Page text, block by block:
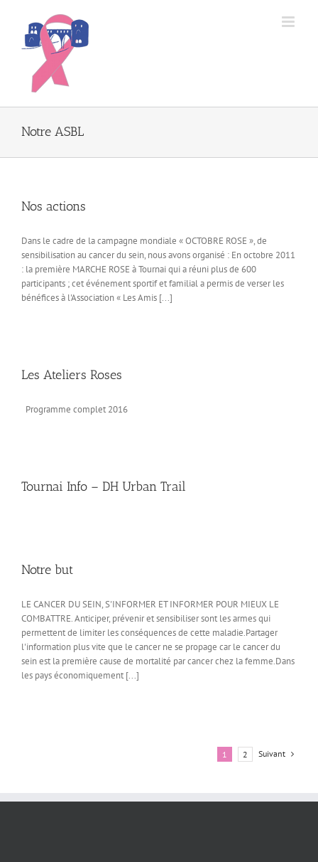
contenu
Notre ASBL
Nos actions
Dans le cadre de la campagne mondiale « OCTOBRE ROSE », de
sensibilisation au cancer du sein, nous avons organisé : En octobre 2011
: la première MARCHE ROSE à Tournai qui a réuni plus de 600
participants ; cet événement sportif et familial a permis de verser les
bénéfices à l'Association « Les Amis [...]
Les Ateliers Roses
Programme complet 2016
Tournai Info – DH Urban Trail
Notre but
LE CANCER DU SEIN, S'INFORMER ET INFORMER POUR MIEUX LE
COMBATTRE. Anticiper, prévenir et sensibiliser sont les armes qui
permettent de limiter les conséquences de cette maladie.Partager
l'information plus vite que le cancer ne se propage car le cancer du
sein est la première cause de mortalité par cancer chez la femme.Dans
les pays économiquement [...]
1 2 Suivant